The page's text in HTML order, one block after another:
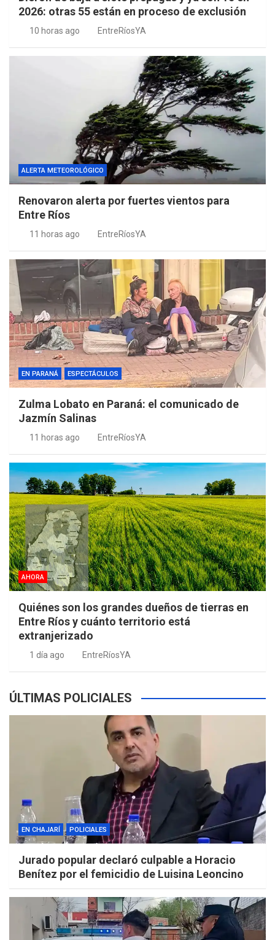
2026: otras 55 están en proceso de exclusión
10 horas ago EntreRíosYA
ALERTA METEOROLÓGICO
Renovaron alerta por fuertes vientos para
Entre Ríos
11 horas ago EntreRíosYA
EN PARANÁ ESPECTÁCULOS
Zulma Lobato en Paraná: el comunicado de
Jazmín Salinas
11 horas ago EntreRíosYA
AHORA
Quiénes son los grandes dueños de tierras en
Entre Ríos y cuánto territorio está
extranjerizado
1 día ago EntreRíosYA
ÚLTIMAS POLICIALES
EN CHAJARÍ POLICIALES
Jurado popular declaró culpable a Horacio
Benítez por el femicidio de Luisina Leoncino